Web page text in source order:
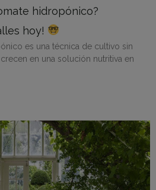
hidropónico?
hoy!
es una técnica de cultivo sin
en una solución nutritiva en